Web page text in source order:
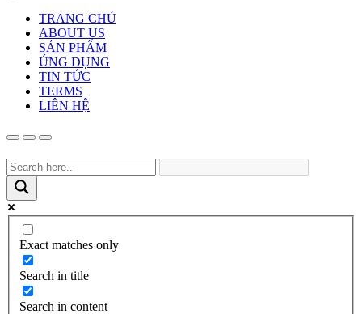
TRANG CHỦ
ABOUT US
SẢN PHẨM
ỨNG DỤNG
TIN TỨC
TERMS
LIÊN HỆ
Exact matches only
Search in title
Search in content